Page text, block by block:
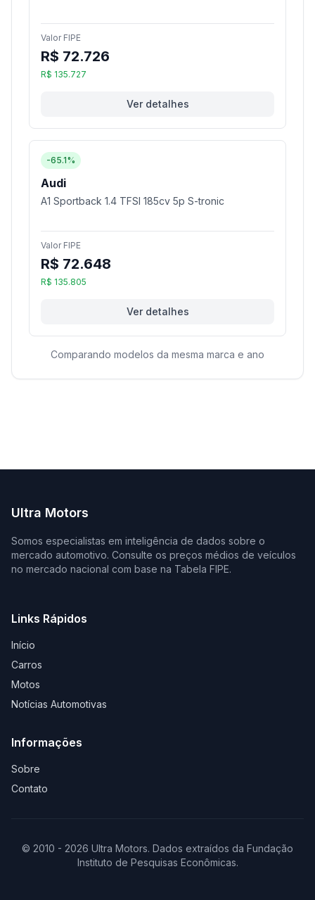
Valor FIPE
R$ 72.726
R$ 135.727
Ver detalhes
-65.1%
Audi
A1 Sportback 1.4 TFSI 185cv 5p S-tronic
Valor FIPE
R$ 72.648
R$ 135.805
Ver detalhes
Comparando modelos da mesma marca e ano
Ultra Motors
Somos especialistas em inteligência de dados sobre o
mercado automotivo. Consulte os preços médios de veículos
no mercado nacional com base na Tabela FIPE.
Links Rápidos
Início
Carros
Motos
Notícias Automotivas
Informações
Sobre
Contato
© 2010 - 2026 Ultra Motors. Dados extraídos da Fundação
Instituto de Pesquisas Econômicas.